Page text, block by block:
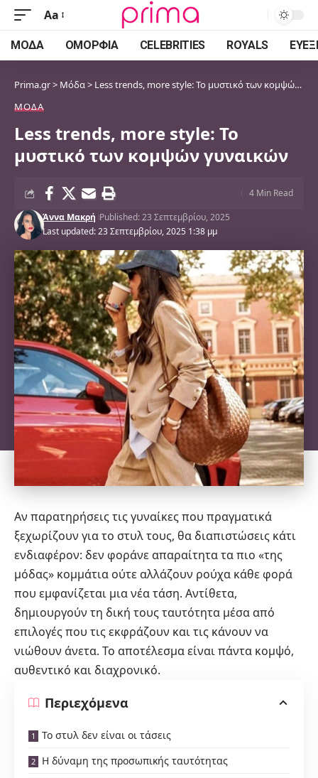
Font
Resizer
Aa
ΜΌΔΑ ΟΜΟΡΦΙΆ CELEBRITIES ROYALS
Prima.gr> Μόδα> Less trends, more style: Το μυστικό των κομψών γυναικών
ΜΌΔΑ
Less trends, more style: Το
μυστικό των κομψών γυναικών
Last updated: 23 Σεπτεμβρίου, 2025 1:38 μμ
Άννα Μακρή Published: 23 Σεπτεμβρίου, 2025
4 Min Read
Αν παρατηρήσεις τις γυναίκες που πραγματικά
ξεχωρίζουν για το στυλ τους, θα διαπιστώσεις κάτι
ενδιαφέρον: δεν φοράνε απαραίτητα τα πιο «της
μόδας» κομμάτια ούτε αλλάζουν ρούχα κάθε φορά
που εμφανίζεται μια νέα τάση. Αντίθετα,
δημιουργούν τη δική τους ταυτότητα μέσα από
επιλογές που τις εκφράζουν και τις κάνουν να
νιώθουν άνετα. Το αποτέλεσμα είναι πάντα κομψό,
αυθεντικό και διαχρονικό.
Περιεχόμενα
Το στυλ δεν είναι οι τάσεις
Η δύναμη της προσωπικής ταυτότητας